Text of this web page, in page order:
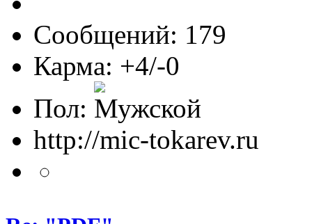
Сообщений: 179
Карма: +4/-0
Пол:
http://mic-tokarev.ru